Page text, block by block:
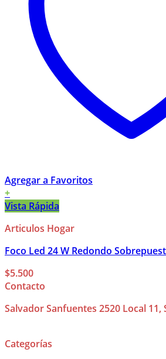
Agregar a Favoritos
+
Vista Rápida
Articulos Hogar
Foco Led 24 W Redondo
$5.500
Contacto
Salvador Sanfuentes 2520 Local 11,
Categorías